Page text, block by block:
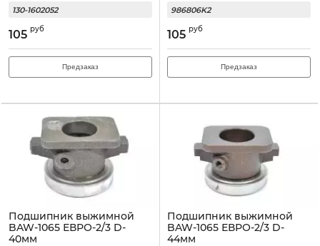
130-1602052
105 руб
Предзаказ
986806K2
105 руб
Предзаказ
Подшипник выжимной
BAW-1065 ЕВРО-2/3 D-
40мм
Подшипник выжимной
BAW-1065 ЕВРО-2/3 D-
44мм